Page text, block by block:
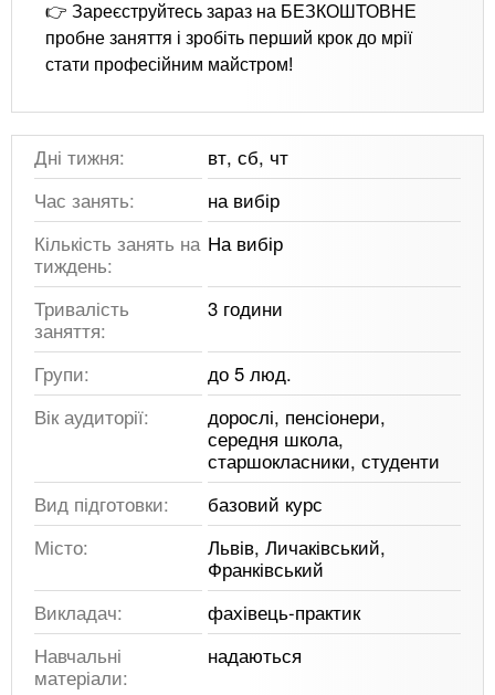
👉 Зареєструйтесь зараз на БЕЗКОШТОВНЕ
пробне заняття і зробіть перший крок до мрії
стати професійним майстром!
Дні тижня:
вт, сб, чт
Час занять:
на вибір
Кількість занять на
тиждень:
На вибір
Тривалість
заняття:
3 години
Групи:
до 5 люд.
Вік аудиторії:
дорослі, пенсіонери,
середня школа,
старшокласники, студенти
Вид підготовки:
базовий курс
Місто:
Львів, Личаківський,
Франківський
Викладач:
фахівець-практик
Навчальні
матеріали:
надаються